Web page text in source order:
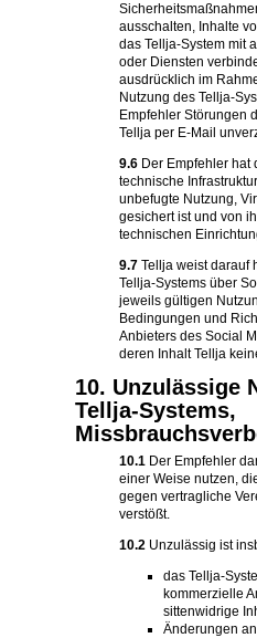
ausschalten, Inhalte
das Tellja-System mit
oder Diensten
ausdrücklich im
Nutzung des Tellja-
Empfehler Störungen
Tellja per E-Mail
9.6 Der Empfehler hat
technische
unbefugte Nutzung,
gesichert ist und von
technischen
9.7 Tellja weist darauf
Tellja-Systems über
jeweils gültigen
Bedingungen und
Anbieters des Social
deren Inhalt Tellja
10. Unzulässige
Tellja-Systems,
10.1 Der Empfehler
einer Weise nutzen,
gegen vertragliche
verstößt.
10.2 Unzulässig ist
das Tellja-
kommerzielle
sittenwidrige
Änderungen